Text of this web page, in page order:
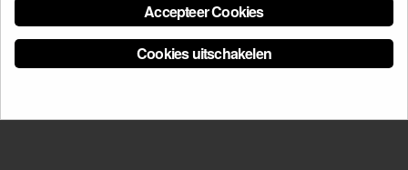
Accepteer Cookies
Cookies uitschakelen